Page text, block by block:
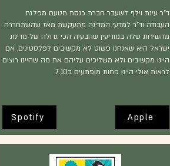
ד"ר עינת וילף לשעבר חברת כנסת מטעם מפלגת
העבודה וד"ר למדעי המדינה מתעקשת מאז שהשתחררה
מהשירות שלה במודיעין שהבעיה הכי גדולה של מדינת
ישראל היא שאנחנו פשוט לא מקשיבים לפלסטינים, אם
היינו מקשיבים ולא משליכים עליהם את מה שהיינו רוצים
לראות אולי היינו פחות מופתעים ב7.10
Spotify Apple